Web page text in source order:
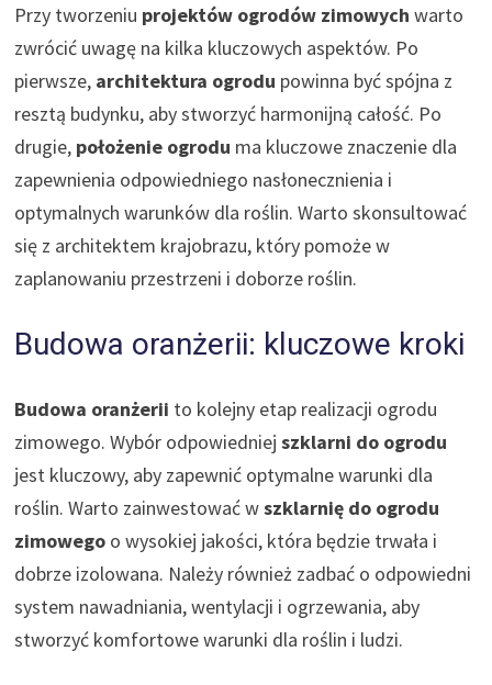
Przy tworzeniu projektów ogrodów zimowych warto
zwrócić uwagę na kilka kluczowych aspektów. Po
pierwsze, architektura ogrodu powinna być spójna z
resztą budynku, aby stworzyć harmonijną całość. Po
drugie, położenie ogrodu ma kluczowe znaczenie dla
zapewnienia odpowiedniego nasłonecznienia i
optymalnych warunków dla roślin. Warto skonsultować
się z architektem krajobrazu, który pomoże w
zaplanowaniu przestrzeni i doborze roślin.
Budowa oranżerii: kluczowe kroki
Budowa oranżerii to kolejny etap realizacji ogrodu
zimowego. Wybór odpowiedniejszklarni do ogrodu
jest kluczowy, aby zapewnić optymalne warunki dla
roślin. Warto zainwestować wszklarnię do ogrodu
zimowego o wysokiej jakości, która będzie trwała i
dobrze izolowana. Należy również zadbać o odpowiedni
system nawadniania, wentylacji i ogrzewania, aby
stworzyć komfortowe warunki dla roślin i ludzi.